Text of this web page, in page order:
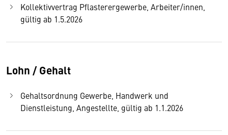
Kollektivvertrag Pflasterergewerbe, Arbeiter/innen,
gültig ab 1.5.2026
Lohn / Gehalt
Gehaltsordnung Gewerbe, Handwerk und
Dienstleistung, Angestellte, gültig ab 1.1.2026